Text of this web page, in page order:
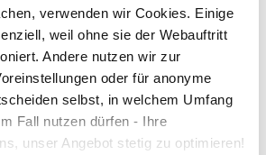
verwenden wir Cookies. Einige
weil ohne sie der Webauftritt
Andere nutzen wir zur
oder für anonyme
selbst, in welchem Umfang
Fall nutzen dürfen - Ihre
unser Angebot stetig zu optimieren!
euch Gott,
hm, hm,
Gott,